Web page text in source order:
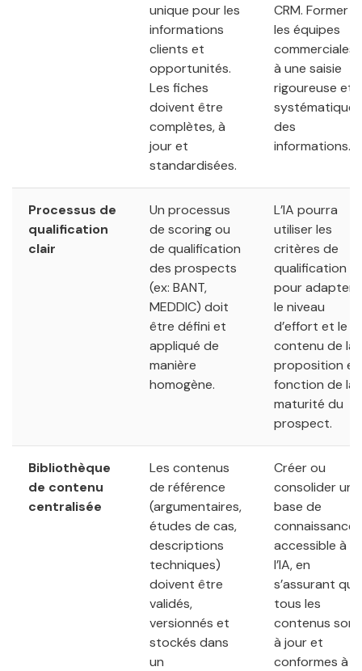
unique pour les
informations
clients et
opportunités.
Les fiches
doivent être
complètes, à
jour et
standardisées.
CRM. Former
les équipes
commerciales
à une saisie
rigoureuse et
systématique
des
informations.
Processus de
qualification
clair
Un processus
de scoring ou
de qualification
des prospects
(ex: BANT,
MEDDIC) doit
être défini et
appliqué de
manière
homogène.
L’IA pourra
utiliser les
critères de
qualification
pour adapter
le niveau
d’effort et le
contenu de la
proposition en
fonction de la
maturité du
prospect.
Bibliothèque
de contenu
centralisée
Les contenus
de référence
(argumentaires,
études de cas,
descriptions
techniques)
doivent être
validés,
versionnés et
stockés dans
un
Créer ou
consolider une
base de
connaissance
accessible à
l’IA, en
s’assurant que
tous les
contenus sont
à jour et
conformes à